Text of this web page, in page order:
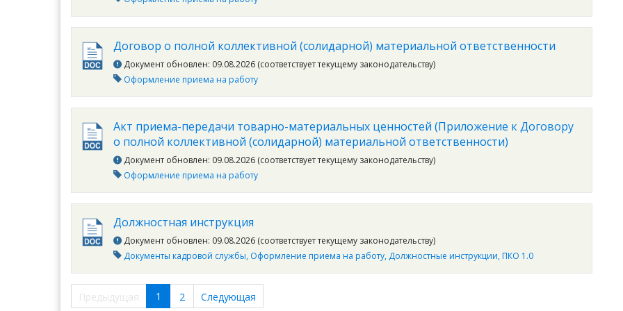
Договор о полной коллективной (солидарной) материальной ответственности
Документ обновлен: 09.08.2026 (соответствует текущему законодательству)
Оформление приема на работу
Акт приема-передачи товарно-материальных ценностей (Приложение к Договору
о полной коллективной (солидарной) материальной ответственности)
Документ обновлен: 09.08.2026 (соответствует текущему законодательству)
Оформление приема на работу
Должностная инструкция
Документ обновлен: 09.08.2026 (соответствует текущему законодательству)
Документы кадровой службы Оформление приема на работу Должностные инструкции ПКО 1.0
Предыдущая 1 2 Следующая